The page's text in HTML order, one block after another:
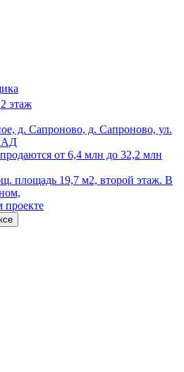
этаж
д. Сапроново, д. Сапроново, ул.
от 6,4 млн до 32,2 млн
площадь 19,7 м2, второй этаж. В
проекте